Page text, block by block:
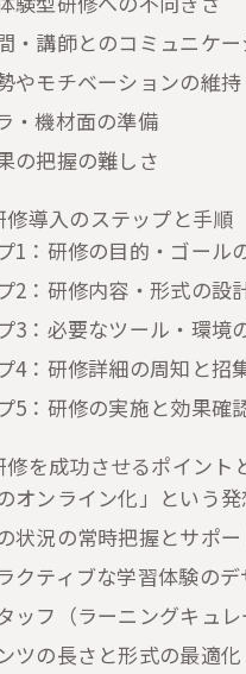
・講師とのコミュニケ
やモチベーションの維持
・機材面の準備
の把握の難しさ
修導入のステップと手順
1：研修の目的・ゴール
2：研修内容・形式の設
3：必要なツール・環境
4：研修詳細の周知と招
5：研修の実施と効果確
修を成功させるポイント
オンライン化」という
状況の常時把握とサポー
クティブな学習体験のデ
ッフ（ラーニングキュ
ツの長さと形式の最適化